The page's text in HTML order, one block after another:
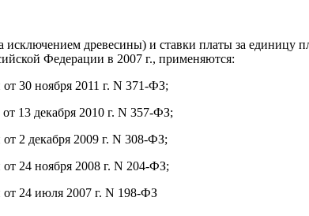
древесины) и ставки платы за единицу
Федерации в 2007 г., применяются:
30 ноября 2011 г. N 371-ФЗ;
13 декабря 2010 г. N 357-ФЗ;
2 декабря 2009 г. N 308-ФЗ;
24 ноября 2008 г. N 204-ФЗ;
24 июля 2007 г. N 198-ФЗ